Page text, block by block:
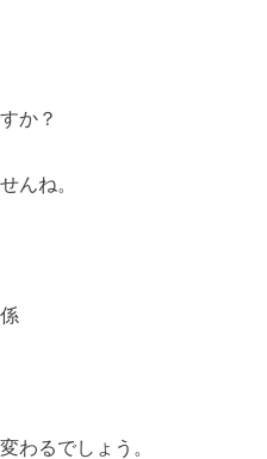
か？
んね。
わるでしょう。